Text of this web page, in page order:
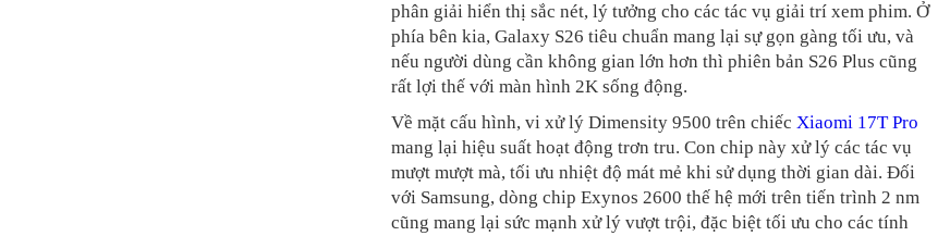
phân giải hiển thị sắc nét, lý tưởng cho các tác vụ giải trí xem phim. Ở
phía bên kia, Galaxy S26 tiêu chuẩn mang lại sự gọn gàng tối ưu, và
nếu người dùng cần không gian lớn hơn thì phiên bản S26 Plus cũng
rất lợi thế với màn hình 2K sống động.
Về mặt cấu hình, vi xử lý Dimensity 9500 trên chiếc Xiaomi 17T Pro
mang lại hiệu suất hoạt động trơn tru. Con chip này xử lý các tác vụ
mượt mượt mà, tối ưu nhiệt độ mát mẻ khi sử dụng thời gian dài. Đối
với Samsung, dòng chip Exynos 2600 thế hệ mới trên tiến trình 2 nm
cũng mang lại sức mạnh xử lý vượt trội, đặc biệt tối ưu cho các tính